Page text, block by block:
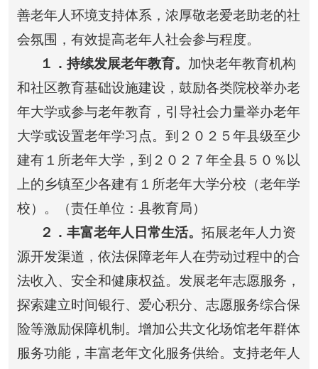
善老年人环境支持体系，浓厚敬老爱老助老的社
会氛围，有效提高老年人社会参与程度。
１ ．持续发展老年教育。 加快老年教育机构
和社区教育基础设施建设，鼓励各类院校举办老
年大学或参与老年教育，引导社会力量举办老年
大学或设置老年学习点。到２０２５年县级至少
建有１所老年大学，到２０２７年全县５０％以
上的乡镇至少各建有１所老年大学分校（老年学
校）。（责任单位：县教育局）
２ ．丰富老年人日常生活。 拓展老年人力资
源开发渠道，依法保障老年人在劳动过程中的合
法收入、安全和健康权益。发展老年志愿服务，
探索建立时间银行、爱心积分、志愿服务综合保
险等激励保障机制。增加公共文化场馆老年群体
服务功能，丰富老年文化服务供给。支持老年人